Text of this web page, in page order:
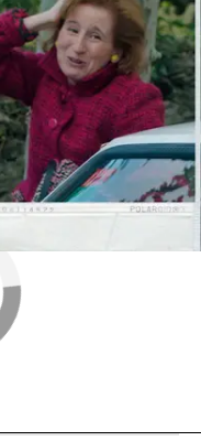
San Sebastián